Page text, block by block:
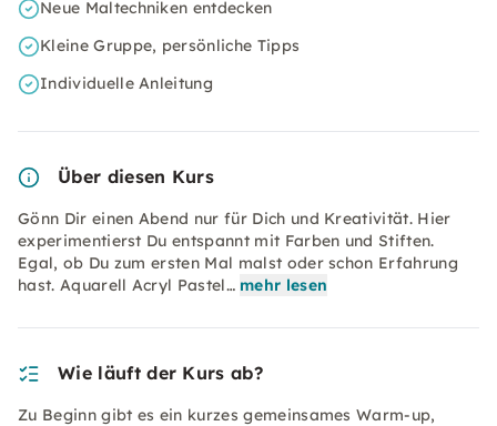
Neue Maltechniken entdecken
Kleine Gruppe, persönliche Tipps
Individuelle Anleitung
Über diesen Kurs
Gönn Dir einen Abend nur für Dich und Kreativität. Hier
experimentierst Du entspannt mit Farben und Stiften.
Egal, ob Du zum ersten Mal malst oder schon Erfahrung
hast. Aquarell Acryl Pastel… mehr lesen
Wie läuft der Kurs ab?
Zu Beginn gibt es ein kurzes gemeinsames Warm-up,